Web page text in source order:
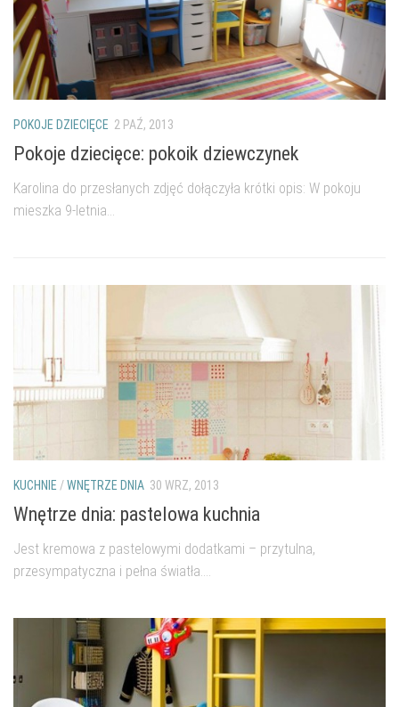
POKOJE DZIECIĘCE 2 PAŹ, 2013
Pokoje dziecięce: pokoik dziewczynek
Karolina do przesłanych zdjęć dołączyła krótki opis: W pokoju
mieszka 9-letnia...
KUCHNIE /WNĘTRZE DNIA 30 WRZ, 2013
Wnętrze dnia: pastelowa kuchnia
Jest kremowa z pastelowymi dodatkami – przytulna,
przesympatyczna i pełna światła....